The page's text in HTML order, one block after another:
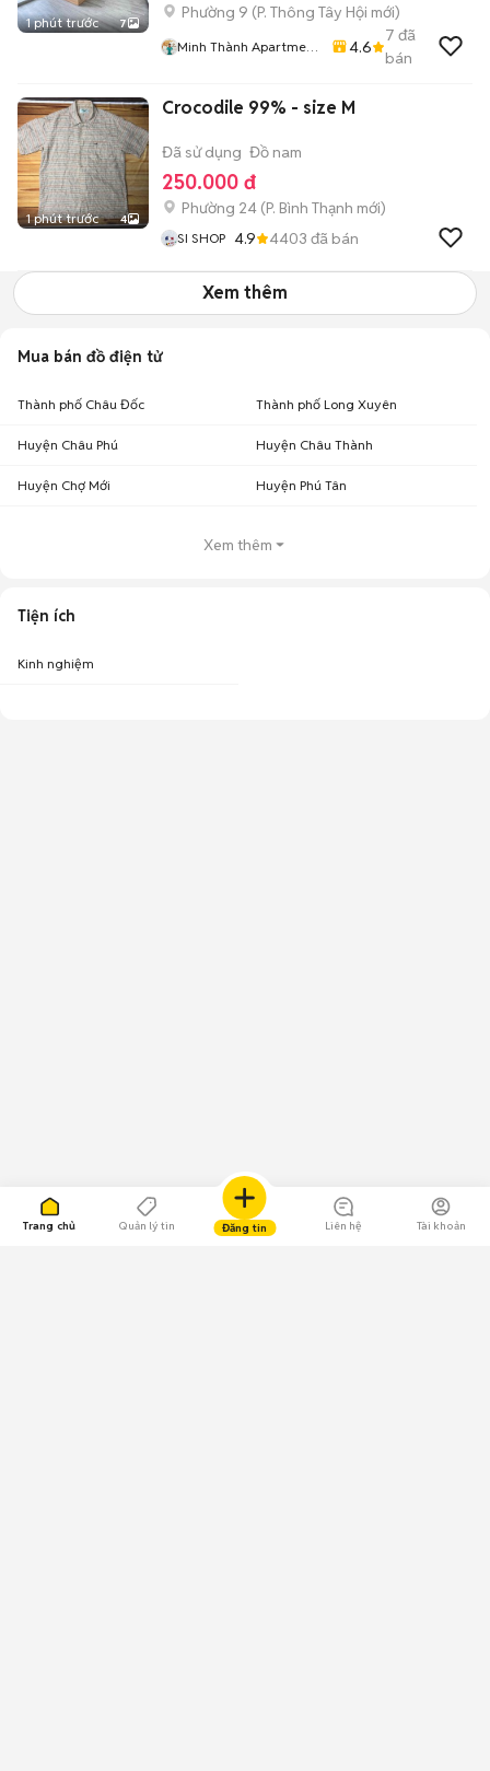
Trang chủ Quản lý tin Đăng tin Liên hệ Tài khoản
1 phút trước 7
Phường 9 (P. Thông Tây Hội mới)
Minh Thành Apartment
4.6
7 đã
bán
1 phút trước 4
Crocodile 99% - size M
Đã sử dụng Đồ nam
250.000 đ
Phường 24 (P. Bình Thạnh mới)
SI SHOP 4.9 4403 đã bán
Xem thêm
Mua bán đồ điện tử
Thành phố Châu Đốc Thành phố Long Xuyên
Huyện Châu Phú Huyện Châu Thành
Huyện Chợ Mới Huyện Phú Tân
Xem thêm
Tiện ích
Kinh nghiệm